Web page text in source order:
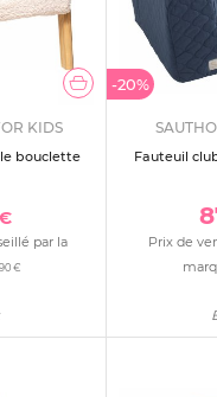
KIDS
bouclette
par la
€
-20%
Fauteuil
Prix de